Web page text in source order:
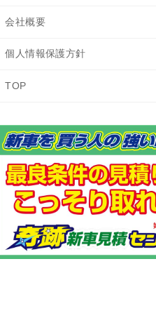
会社概要
個人情報保護方針
TOP